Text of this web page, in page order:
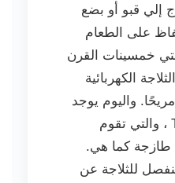
إلي قبو أو بضع
على الطعام
خمسينات القرن
الكهربائية
واليوم يوجد
لدينا توينتيك TwinTech ، والتي تقوم
طازجة كما هي.
للثلاجة عن